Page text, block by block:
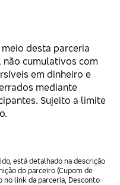
desta parceria
cumulativos com
em dinheiro e
mediante
Sujeito a limite
está detalhado na descrição
do parceiro (Cupom de
no link da parceria, Desconto